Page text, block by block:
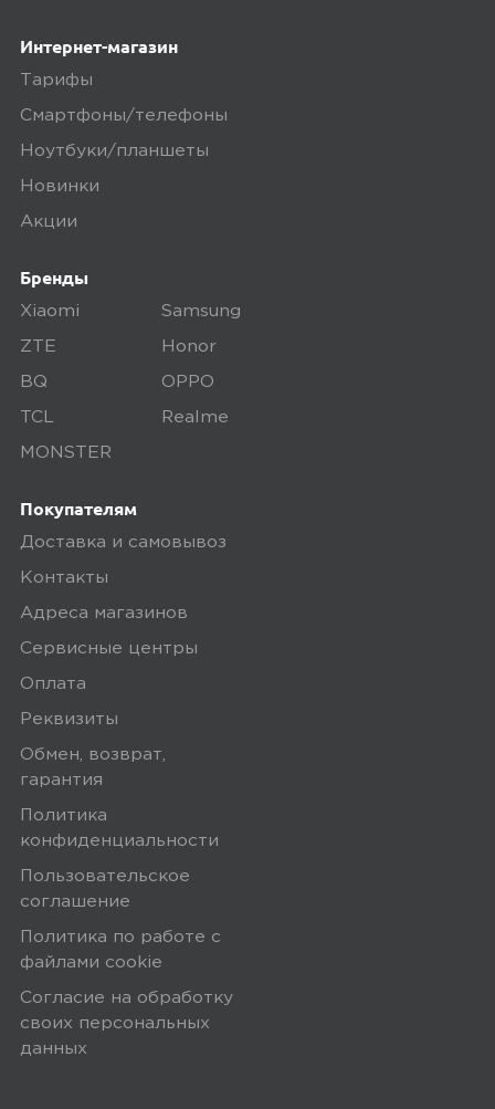
Интернет-магазин
Тарифы
Смартфоны/телефоны
Ноутбуки/планшеты
Новинки
Акции
Бренды
Xiaomi Samsung
ZTE Honor
BQ OPPO
TCL Realme
MONSTER
Покупателям
Доставка и самовывоз
Контакты
Адреса магазинов
Сервисные центры
Оплата
Реквизиты
Обмен, возврат,
гарантия
Политика
конфиденциальности
Пользовательское
соглашение
Политика по работе с
файлами сookie
Согласие на обработку
своих персональных
данных